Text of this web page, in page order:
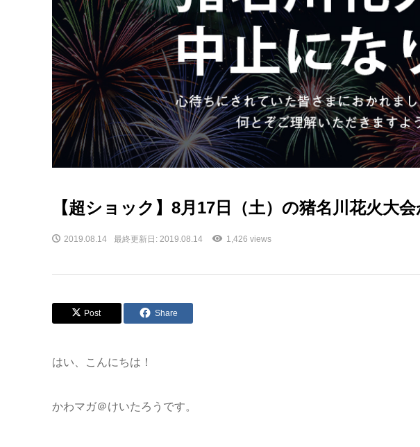
【超ショック】8月17日（土）の猪名川花火大
2019.08.14 最終更新日: 2019.08.14 1,426 views
Post Share
はい、こんにちは！
かわマガ＠けいたろうです。